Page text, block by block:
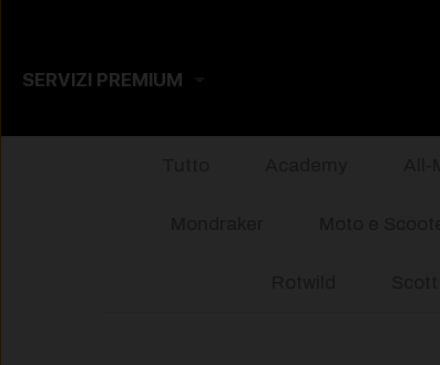
SERVIZI PREMIUM